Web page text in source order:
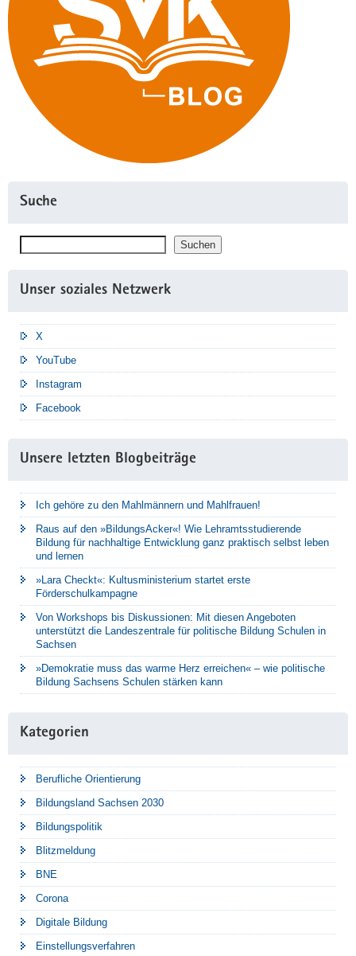
Suche
Suchen Suchen
Unser soziales Netzwerk
X
YouTube
Instagram
Facebook
Unsere letzten Blogbeiträge
Ich gehöre zu den Mahlmännern und Mahlfrauen!
Raus auf den »BildungsAcker«! Wie Lehramtsstudierende
Bildung für nachhaltige Entwicklung ganz praktisch selbst leben
und lernen
»Lara Checkt«: Kultusministerium startet erste
Förderschulkampagne
Von Workshops bis Diskussionen: Mit diesen Angeboten
unterstützt die Landeszentrale für politische Bildung Schulen in
Sachsen
»Demokratie muss das warme Herz erreichen« – wie politische
Bildung Sachsens Schulen stärken kann
Kategorien
Berufliche Orientierung
Bildungsland Sachsen 2030
Bildungspolitik
Blitzmeldung
BNE
Corona
Digitale Bildung
Einstellungsverfahren